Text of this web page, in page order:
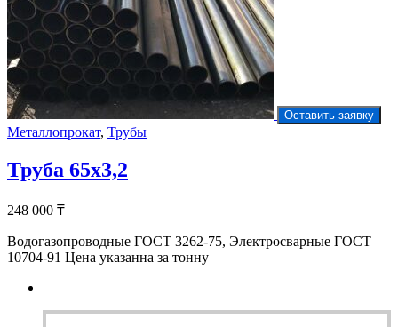
Оставить заявку
Металлопрокат, Трубы
Труба 65х3,2
248 000 ₸
Водогазопроводные ГОСТ 3262-75, Электросварные ГОСТ
10704-91 Цена указанна за тонну